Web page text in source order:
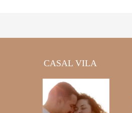
CASAL VILA